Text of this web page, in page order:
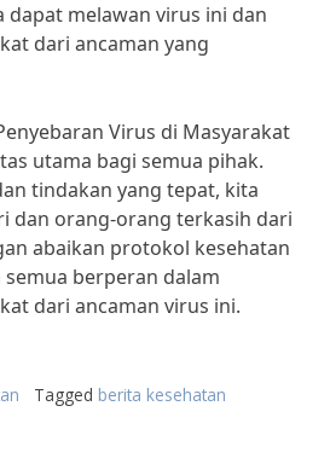
dapat melawan virus ini dan
dari ancaman yang
Virus di Masyarakat
utama bagi semua pihak.
tindakan yang tepat, kita
dan orang-orang terkasih dari
abaikan protokol kesehatan
berperan dalam
dari ancaman virus ini.
Tagged berita kesehatan